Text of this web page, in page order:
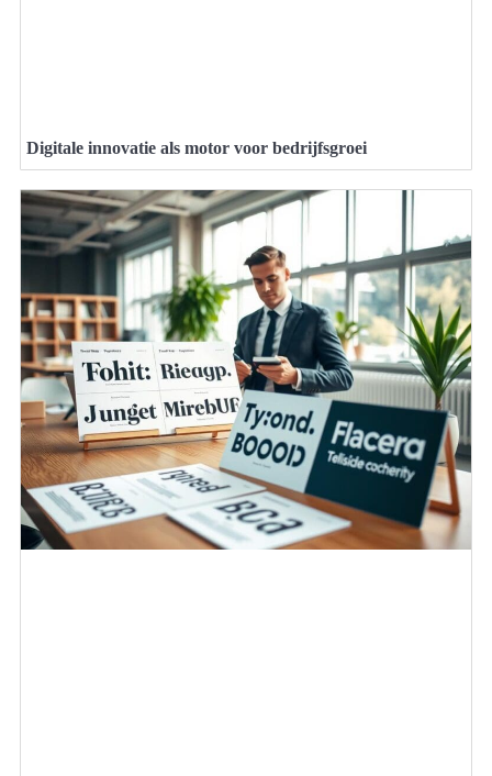
Digitale innovatie als motor voor bedrijfsgroei